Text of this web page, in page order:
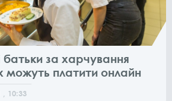
батьки за харчування
можуть платити онлайн
, 10:33